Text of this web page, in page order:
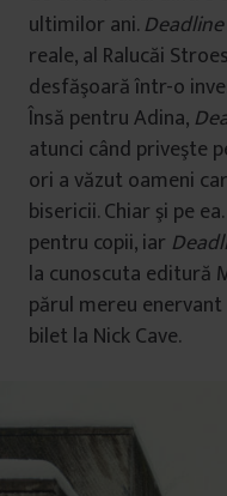
ultimilor ani.Deadline
reale, al Ralucăi
desfăşoară într-o
Însă pentru Adina,
atunci când priveşte
ori a văzut oameni
bisericii. Chiar şi pe
pentru copii, iar
la cunoscuta editură
părul mereu
bilet la Nick Cave.